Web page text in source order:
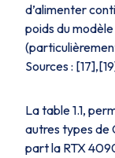
d’alimenter
poids du
Sources :
La table 1.1,
autres types de
part la RTX